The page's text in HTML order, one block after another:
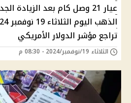
عيار 21 وصل كام بعد الزيادة
تراجع مؤشر الدولار الأمريكي
الثلاثاء 19/نوفمبر/2024 - 08:30 م